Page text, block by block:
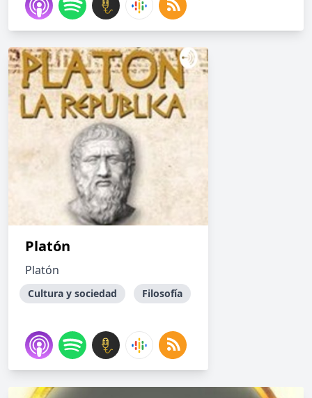
Platón
Platón
Cultura y sociedad Filosofía